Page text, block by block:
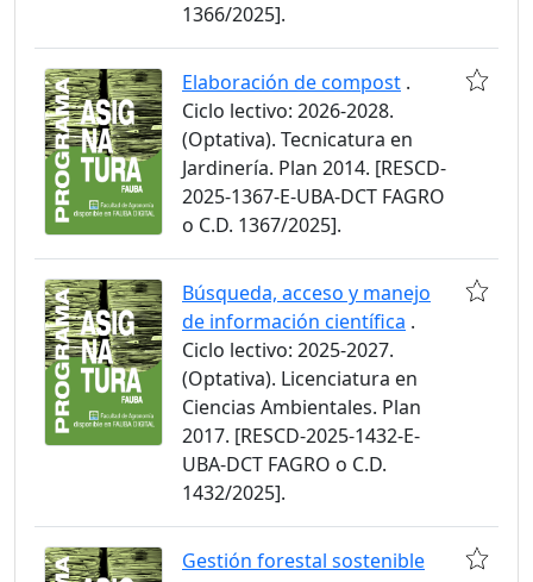
1366/2025].
Elaboración de compost .
Ciclo lectivo: 2026-2028.
(Optativa). Tecnicatura en
Jardinería. Plan 2014. [RESCD-
2025-1367-E-UBA-DCT FAGRO
o C.D. 1367/2025].
Búsqueda, acceso y manejo
de información científica .
Ciclo lectivo: 2025-2027.
(Optativa). Licenciatura en
Ciencias Ambientales. Plan
2017. [RESCD-2025-1432-E-
UBA-DCT FAGRO o C.D.
1432/2025].
Gestión forestal sostenible